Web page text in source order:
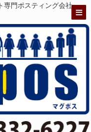
専門ポスティング会社